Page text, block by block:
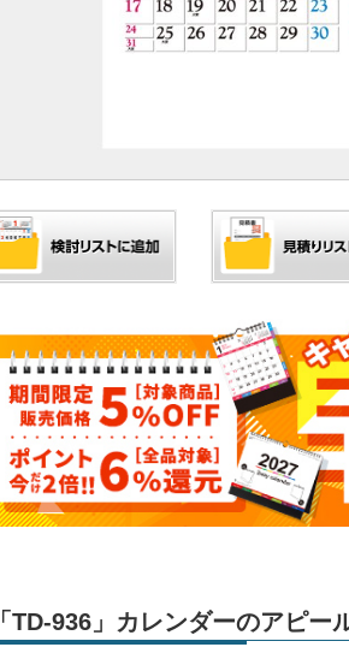
「TD-936」カレンダーのアピー